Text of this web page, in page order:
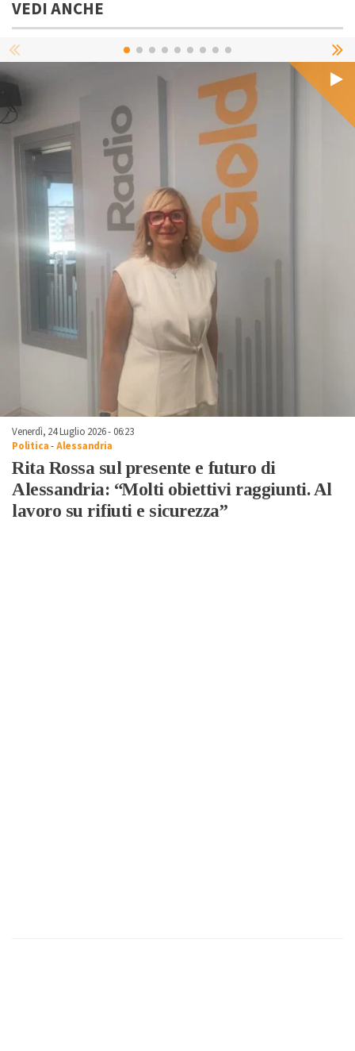
VEDI ANCHE
Venerdì, 24 Luglio 2026 - 06:23
Politica-Alessandria
Rita Rossa sul presente e futuro di
Alessandria: “Molti obiettivi raggiunti. Al
lavoro su rifiuti e sicurezza”